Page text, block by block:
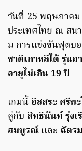
วันที่ 25 พฤษภาคม
ประเทศไทย ณ สน
ม การแข่งขันฟุตบ
ชาติเกาหลีใต้ รุ่นอ
อายุไม่เกิน 19 ปี
เกมนี้อิสสระ ศรีทะ
คู่กับ สิทธินันท์ รุ่งเ
สมบูรณ์ และ ฉัตร